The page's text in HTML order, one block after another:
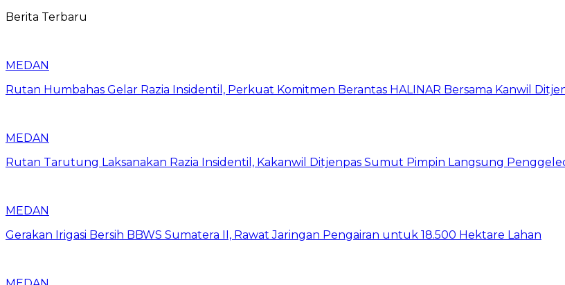
Berita Terbaru
MEDAN
Rutan Humbahas Gelar Razia Insidentil, Perkuat Komitmen Berantas HALINAR Bersama Kanwil
MEDAN
Rutan Tarutung Laksanakan Razia Insidentil, Kakanwil Ditjenpas Sumut Pimpin Langsung
MEDAN
Gerakan Irigasi Bersih BBWS Sumatera II, Rawat Jaringan Pengairan untuk 18.500 Hektare Lahan